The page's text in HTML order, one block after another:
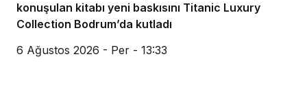
konuşulan kitabı yeni baskısını Titanic Luxury
Collection Bodrum’da kutladı
6 Ağustos 2026 - Per - 13:33